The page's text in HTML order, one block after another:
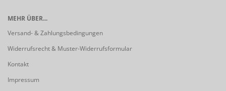
MEHR ÜBER...
Versand- & Zahlungsbedingungen
Widerrufsrecht & Muster-Widerrufsformular
Kontakt
Impressum